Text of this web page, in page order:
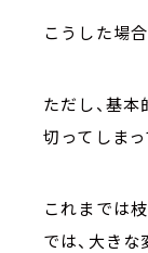
こうした場
ただし、基
切ってしま
これまでは
では、大きな